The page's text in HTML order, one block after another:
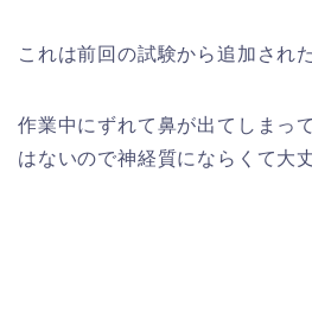
これは前回の試験から追加され
作業中にずれて鼻が出てしまっ
はないので神経質にならくて大